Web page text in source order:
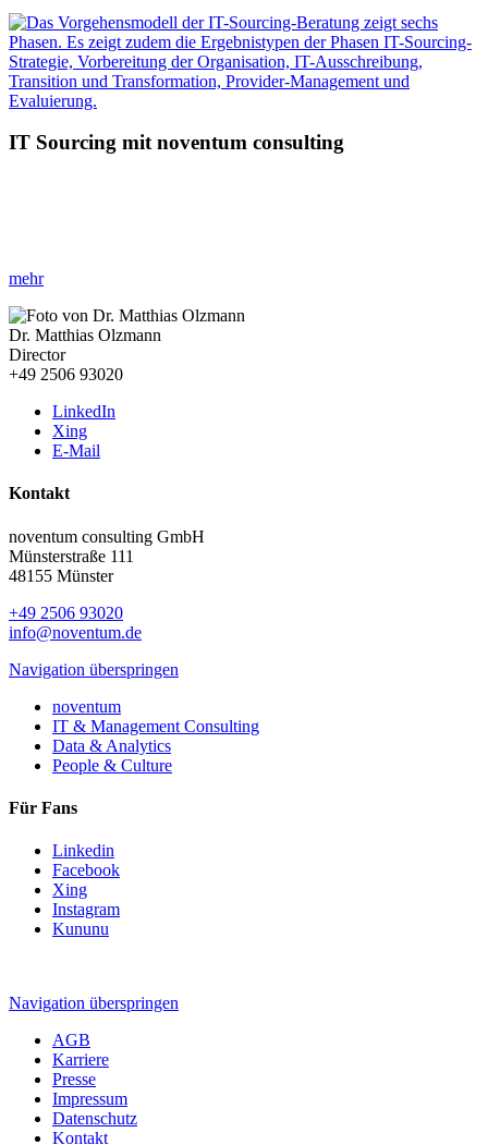
IT Sourcing mit noventum consulting
mehr
Dr. Matthias Olzmann
Director
+49 2506 93020
LinkedIn
Xing
E-Mail
Kontakt
noventum consulting GmbH
Münsterstraße 111
48155 Münster
+49 2506 93020
info@noventum.de
Navigation überspringen
noventum
IT & Management Consulting
Data & Analytics
People & Culture
Für Fans
Linkedin
Facebook
Xing
Instagram
Kununu
Navigation überspringen
AGB
Karriere
Presse
Impressum
Datenschutz
Kontakt